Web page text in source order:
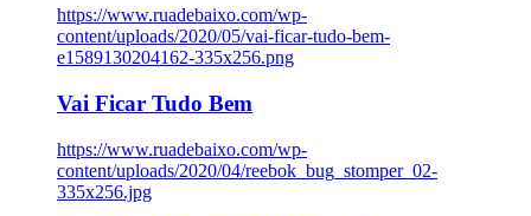
https://www.ruadebaixo.com/wp-
content/uploads/2020/05/vai-ficar-tudo-bem-
e1589130204162-335x256.png
Vai Ficar Tudo Bem
https://www.ruadebaixo.com/wp-
content/uploads/2020/04/reebok_bug_stomper_02-
335x256.jpg